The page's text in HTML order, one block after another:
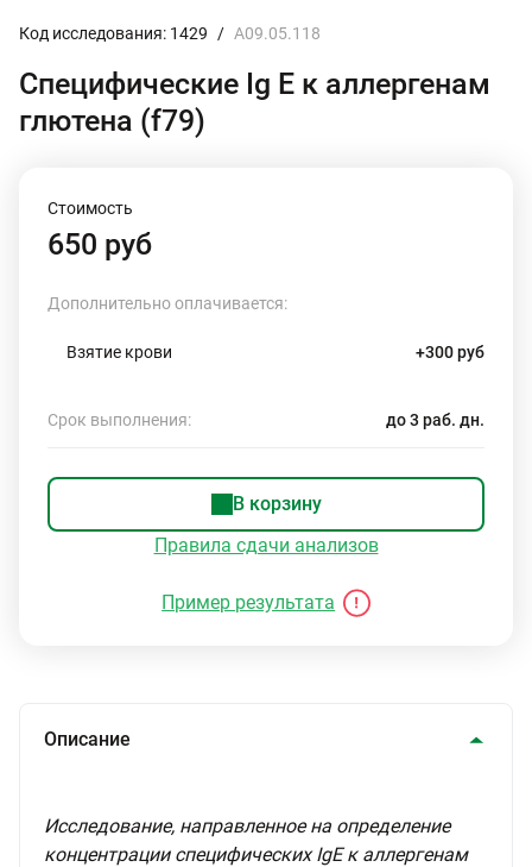
Код исследования: 1429 / A09.05.118
Специфические Ig E к аллергенам
глютена (f79)
Стоимость
650 руб
Дополнительно оплачивается:
Взятие крови +300 руб
Срок выполнения: до 3 раб. дн.
В корзину
Правила сдачи анализов
Пример результата
Описание
Исследование, направленное на определение
концентрации специфических IgE к аллергенам